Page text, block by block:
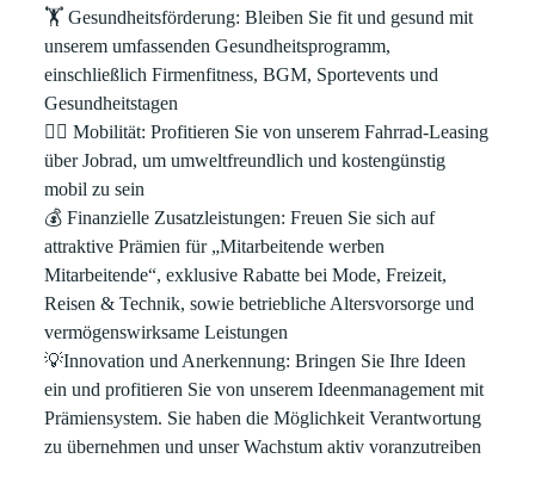
🏋 Gesundheitsförderung: Bleiben Sie fit und gesund mit
unserem umfassenden Gesundheitsprogramm,
einschließlich Firmenfitness, BGM, Sportevents und
Gesundheitstagen
🚴‍♀ Mobilität: Profitieren Sie von unserem Fahrrad-Leasing
über Jobrad, um umweltfreundlich und kostengünstig
mobil zu sein
💰 Finanzielle Zusatzleistungen: Freuen Sie sich auf
attraktive Prämien für „Mitarbeitende werben
Mitarbeitende“, exklusive Rabatte bei Mode, Freizeit,
Reisen & Technik, sowie betriebliche Altersvorsorge und
vermögenswirksame Leistungen
💡Innovation und Anerkennung: Bringen Sie Ihre Ideen
ein und profitieren Sie von unserem Ideenmanagement mit
Prämiensystem. Sie haben die Möglichkeit Verantwortung
zu übernehmen und unser Wachstum aktiv voranzutreiben